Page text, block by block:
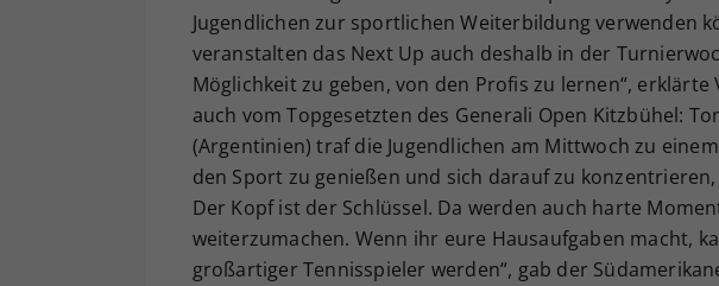
Jugendlichen zur sportlichen Weiterbildung verwenden
veranstalten das Next Up auch deshalb in der
Möglichkeit zu geben, von den Profis zu lernen“,
auch vom Topgesetzten des Generali Open Kitzbühel:
(Argentinien) traf die Jugendlichen am Mittwoch zu
den Sport zu genießen und sich darauf zu
Der Kopf ist der Schlüssel. Da werden auch harte
weiterzumachen. Wenn ihr eure Hausaufgaben macht,
großartiger Tennisspieler werden“, gab der